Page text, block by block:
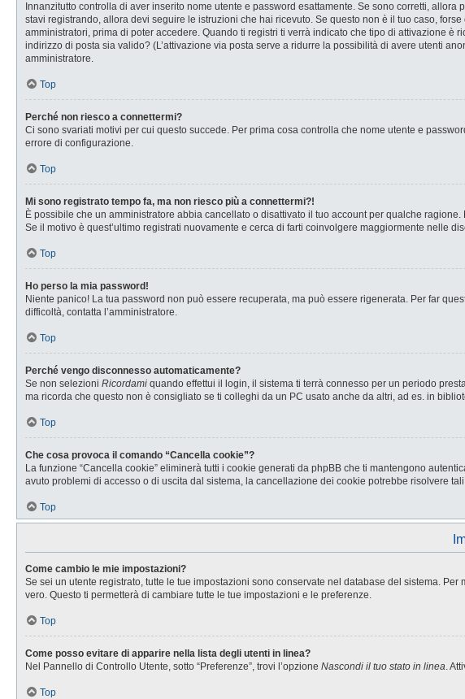
Innanzitutto controlla di aver inserito nome utente e password esattamente. Se sono corretti,
stavi registrando, allora devi seguire le istruzioni che hai ricevuto. Se questo non è il tuo caso,
amministratori, prima di poter accedere. Quando ti registri ti verrà indicato che tipo di attivazione
indirizzo di posta sia valido? (L’attivazione via posta serve a ridurre la possibilità di avere utenti
amministratore.
Top
Perché non riesco a connettermi?
Ci sono svariati motivi per cui questo succede. Per prima cosa controlla che nome utente e
errore di configurazione.
Top
Mi sono registrato tempo fa, ma non riesco più a connettermi?!
È possibile che un amministratore abbia cancellato o disattivato il tuo account per qualche
Se il motivo è quest’ultimo registrati nuovamente e cerca di farti coinvolgere maggiormente nelle
Top
Ho perso la mia password!
Niente panico! La tua password non può essere recuperata, ma può essere rigenerata. Per far
difficoltà, contatta l’amministratore.
Top
Perché vengo disconnesso automaticamente?
Se non selezioni Ricordami quando effettui il login, il sistema ti terrà connesso per un periodo
ma ricorda che questo non è consigliato se ti colleghi da un PC usato anche da altri, ad es. in
Top
Che cosa provoca il comando “Cancella cookie”?
La funzione “Cancella cookie” eliminerà tutti i cookie generati da phpBB che ti mantengono
avuto problemi di accesso o di uscita dal sistema, la cancellazione dei cookie potrebbe risolvere
Top
Come cambio le mie impostazioni?
Se sei un utente registrato, tutte le tue impostazioni sono conservate nel database del sistema.
vero. Questo ti permetterà di cambiare tutte le tue impostazioni e le preferenze.
Top
Come posso evitare di apparire nella lista degli utenti in linea?
Nel Pannello di Controllo Utente, sotto “Preferenze”, trovi l’opzione Nascondi il tuo stato in linea.
Top